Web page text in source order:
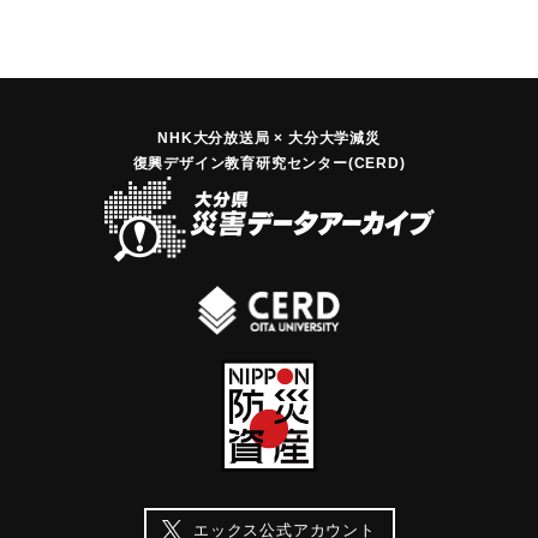
NHK大分放送局 × 大分大学減災
復興デザイン教育研究センター(CERD)
エックス公式アカウント